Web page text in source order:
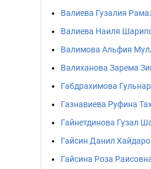
Валиева Гузалия
Валиева Наиля
Валимова Альфия
Валиханова Зарема
Габдрахимова
Газнавиева Руфина
Гайнетдинова Гузал
Гайсин Данил
Гайсина Роза